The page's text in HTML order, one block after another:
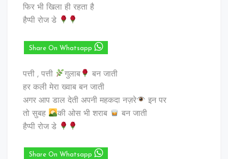
फिर भी खिला ही रहता है
हैप्पी रोज डे
Share On Whatsapp
पत्ती , पत्ती गुलाब
बन जाती
हर कली मेरा ख्वाब बन जाती
अगर आप डाल देती अपनी महकदा नज़रे
इन पर
तो सुबह
की ओस भी शराब
बन जाती
हैप्पी रोज डे
Share On Whatsapp